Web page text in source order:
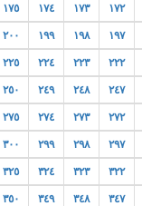
١٧٢ ١٧٣ ١٧٤ ١٧٥
١٩٧ ١٩٨ ١٩٩ ٢٠٠
٢٢٢ ٢٢٣ ٢٢٤ ٢٢٥
٢٤٧ ٢٤٨ ٢٤٩ ٢٥٠
٢٧٢ ٢٧٣ ٢٧٤ ٢٧٥
٢٩٧ ٢٩٨ ٢٩٩ ٣٠٠
٣٢٢ ٣٢٣ ٣٢٤ ٣٢٥
٣٤٧ ٣٤٨ ٣٤٩ ٣٥٠